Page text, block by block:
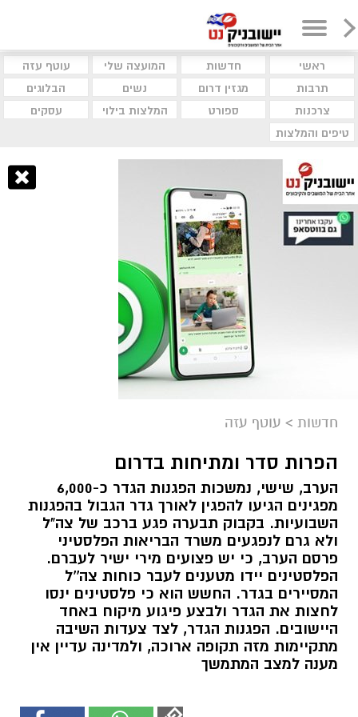
ראשי חדשות המועצה שלי
עוטף עזה
תרבות
מגזין דרום נשים
הבלוגים
צרכנות
ספורט המלצות בילוי
עסקים
טיפים והמלצות
חדשות > עוטף עזה
הפרות סדר ומתיחות בדרום
הערב, שישי, נמשכות הפגנות הגדר כ-6,000
מפגינים הגיעו להפגין לאורך גדר הגבול בהפגנות
השבועיות. בקבוק תבערה פגע ברכב של צה"ל
ולא גרם לנפגעים משרד הבריאות הפלסטיני
פרסם הערב, כי יש פצועים מירי ישיר לעברם.
הפלסטינים יידו מטענים לעבר כוחות צה''ל
המסיירים בגדר. החשש הוא כי פלסטינים ינסו
לחצות את הגדר ולבצע פיגוע מיקוח באחד
היישובים. הפגנות הגדר, לצד צעדות השיבה
מתקיימות מזה תקופה ארוכה, ולמדינה עדיין אין
מענה למצב המתמשך